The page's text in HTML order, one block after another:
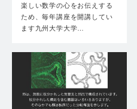
楽しい数学の心をお伝えする
ため、毎年講座を開講してい
ます九州大学大学…